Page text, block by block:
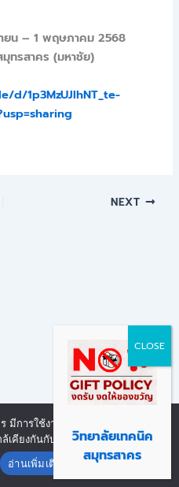
ยน – 1 พฤษภาคม 2568
ทรสาคร (มหาชัย)
1p3MzUJIhNT_te-
NEXT
านศูนย์ข้อมูลสารสนเทศ วิทยาลัย
ทรสาคร
วิทยาลัยเทคนิค
สมุทรสาคร
มีการใช้งานเทคโนโลยีคุกกี้ หรือ
เคียงกันกับคุกกี้ บนเว็บไซต์
อ่านเพิ่มเติม